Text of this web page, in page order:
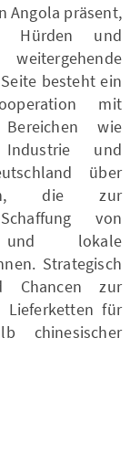
Angola präsent,
Hürden und
besteht ein
mit
wie
Industrie und
über
die zur
von
und lokale
Strategisch
Chancen zur
Lieferketten für
chinesischer